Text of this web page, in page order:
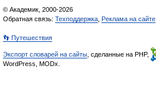
© Академик, 2000-2026
Обратная связь: Техподдержка Реклама на сайте
👣 Путешествия
Экспорт словарей на сайты , сделанные на PHP,
WordPress, MODx.